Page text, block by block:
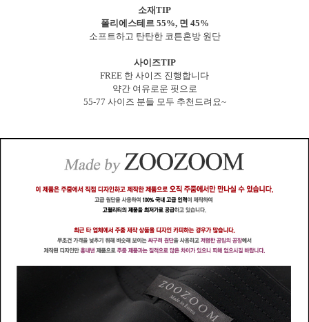
소재TIP
폴리에스테르 55%, 면 45%
소프트하고 탄탄한 코튼혼방 원단
사이즈TIP
FREE 한 사이즈 진행합니다
약간 여유로운 핏으로
55-77 사이즈 분들 모두 추천드려요~